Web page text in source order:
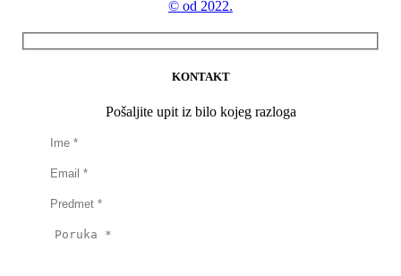
© od 2022.
KONTAKT
Pošaljite upit iz bilo kojeg razloga